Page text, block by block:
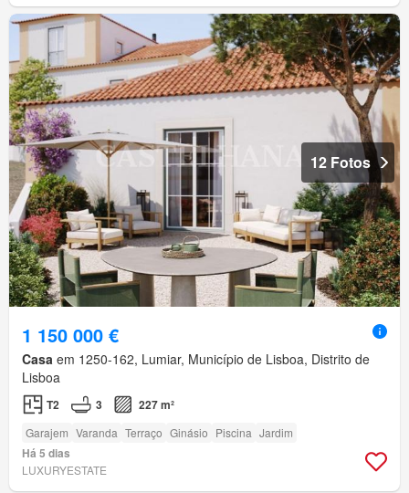
12 Fotos
1 150 000 €
Casa em 1250-162, Lumiar, Município de Lisboa, Distrito de
Lisboa
T2 3 227 m²
Garajem Varanda Terraço Ginásio Piscina Jardim
Há 5 dias
LUXURYESTATE